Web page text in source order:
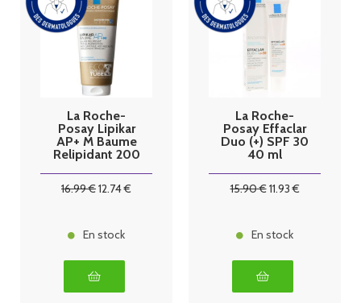
La Roche-
Posay Lipikar
AP+ M Baume
Relipidant 200
16.99€12.74€
En stock
La Roche-
Posay Effaclar
Duo (+) SPF 30
40 ml
15.90€11.93€
En stock